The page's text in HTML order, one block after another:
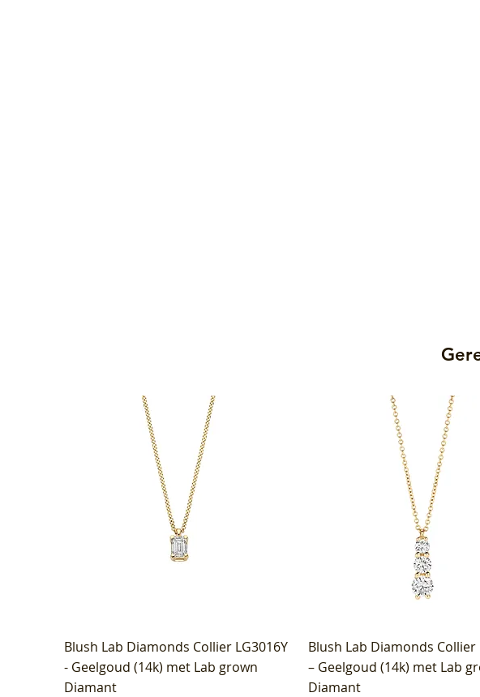
Blush Lab Diamonds Collier LG3016Y
- Geelgoud (14k) met Lab grown
Diamant
Blush Lab Diamonds Collier
– Geelgoud (14k) met Lab
Diamant